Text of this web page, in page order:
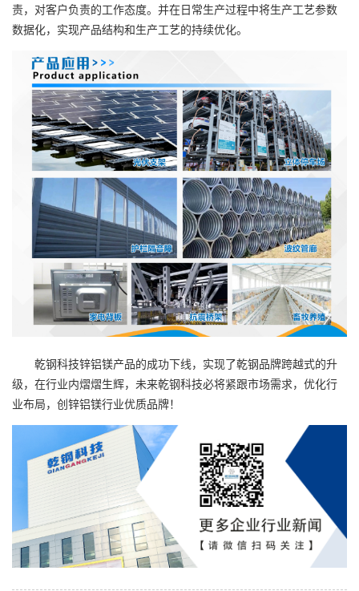
责，对客户负责的工作态度。并在日常生产过程中将生产工艺参数
数据化，实现产品结构和生产工艺的持续优化。
乾钢科技锌铝镁产品的成功下线，实现了乾钢品牌跨越式的升
级，在行业内熠熠生辉，未来乾钢科技必将紧跟市场需求，优化行
业布局，创锌铝镁行业优质品牌！